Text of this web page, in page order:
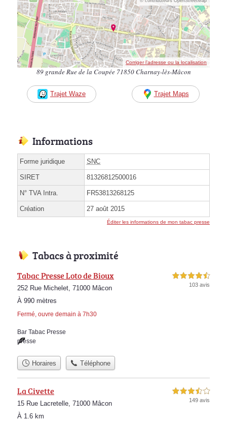
Corriger l’adresse ou la localisation
89 grande Rue de la Coupée 71850 Charnay-lès-Mâcon
Trajet Waze Trajet Maps
Informations
Forme juridique SNC
SIRET 81326812500016
N° TVA Intra. FR53813268125
Création 27 août 2015
Éditer les informations de mon tabac presse
Tabacs à proximité
Tabac Presse Loto de Bioux
252 Rue Michelet, 71000 Mâcon
À 990 mètres
Fermé, ouvre demain à 7h30
4,5 étoiles sur 5
103 avis
Bar Tabac Presse
presse
Horaires Téléphone
La Civette
15 Rue Lacretelle, 71000 Mâcon
À 1.6 km
3,5 étoiles sur 5
149 avis